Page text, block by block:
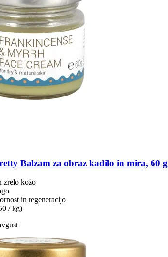
Balzam za obraz kadilo in mira, 60 g
zrelo kožo
in regeneracijo
/ kg)